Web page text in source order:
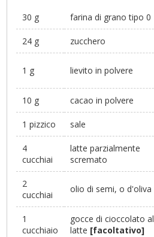
30 g farina di grano tipo 0
24 g zucchero
1 g lievito in polvere
10 g cacao in polvere
1 pizzico sale
4
cucchiai
latte parzialmente
scremato
2
cucchiai
olio di semi, o d'oliva
1
cucchiaio
gocce di cioccolato al
latte [facoltativo]